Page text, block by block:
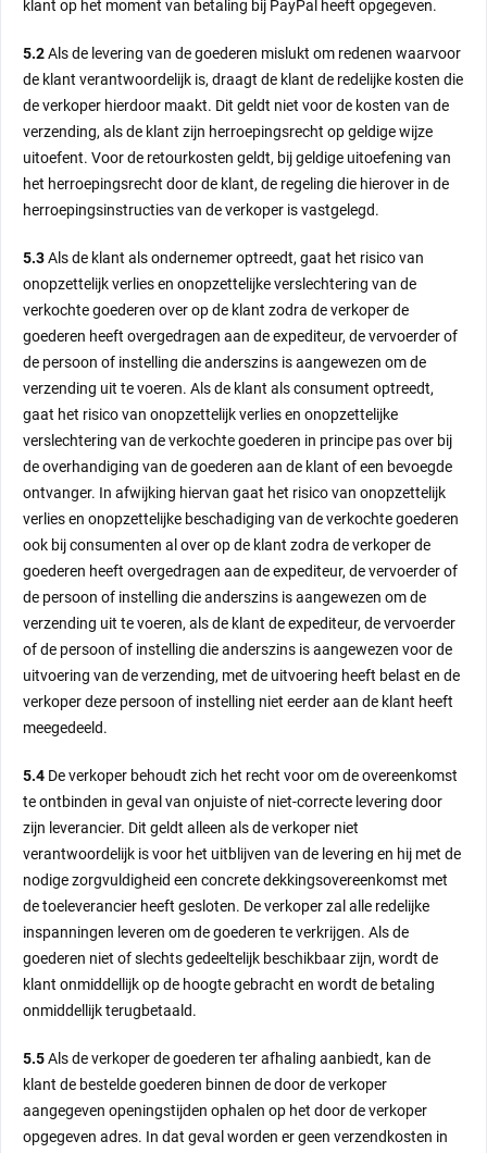
klant op het moment van betaling bij PayPal heeft opgegeven.
5.2Als de levering van de goederen mislukt om redenen waarvoor
de klant verantwoordelijk is, draagt de klant de redelijke kosten die
de verkoper hierdoor maakt. Dit geldt niet voor de kosten van de
verzending, als de klant zijn herroepingsrecht op geldige wijze
uitoefent. Voor de retourkosten geldt, bij geldige uitoefening van
het herroepingsrecht door de klant, de regeling die hierover in de
herroepingsinstructies van de verkoper is vastgelegd.
5.3Als de klant als ondernemer optreedt, gaat het risico van
onopzettelijk verlies en onopzettelijke verslechtering van de
verkochte goederen over op de klant zodra de verkoper de
goederen heeft overgedragen aan de expediteur, de vervoerder of
de persoon of instelling die anderszins is aangewezen om de
verzending uit te voeren. Als de klant als consument optreedt,
gaat het risico van onopzettelijk verlies en onopzettelijke
verslechtering van de verkochte goederen in principe pas over bij
de overhandiging van de goederen aan de klant of een bevoegde
ontvanger. In afwijking hiervan gaat het risico van onopzettelijk
verlies en onopzettelijke beschadiging van de verkochte goederen
ook bij consumenten al over op de klant zodra de verkoper de
goederen heeft overgedragen aan de expediteur, de vervoerder of
de persoon of instelling die anderszins is aangewezen om de
verzending uit te voeren, als de klant de expediteur, de vervoerder
of de persoon of instelling die anderszins is aangewezen voor de
uitvoering van de verzending, met de uitvoering heeft belast en de
verkoper deze persoon of instelling niet eerder aan de klant heeft
meegedeeld.
5.4 De verkoper behoudt zich het recht voor om de overeenkomst
te ontbinden in geval van onjuiste of niet-correcte levering door
zijn leverancier. Dit geldt alleen als de verkoper niet
verantwoordelijk is voor het uitblijven van de levering en hij met de
nodige zorgvuldigheid een concrete dekkingsovereenkomst met
de toeleverancier heeft gesloten. De verkoper zal alle redelijke
inspanningen leveren om de goederen te verkrijgen. Als de
goederen niet of slechts gedeeltelijk beschikbaar zijn, wordt de
klant onmiddellijk op de hoogte gebracht en wordt de betaling
onmiddellijk terugbetaald.
5.5Als de verkoper de goederen ter afhaling aanbiedt, kan de
klant de bestelde goederen binnen de door de verkoper
aangegeven openingstijden ophalen op het door de verkoper
opgegeven adres. In dat geval worden er geen verzendkosten in